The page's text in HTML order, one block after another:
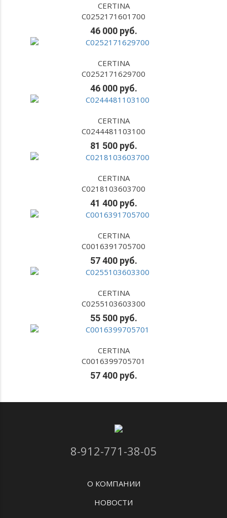
CERTINA
C0252171601700
46 000 руб.
CERTINA
C0252171629700
46 000 руб.
CERTINA
C0244481103100
81 500 руб.
CERTINA
C0218103603700
41 400 руб.
CERTINA
C0016391705700
57 400 руб.
CERTINA
C0255103603300
55 500 руб.
CERTINA
C0016399705701
57 400 руб.
8-912-771-38-05
О КОМПАНИИ
НОВОСТИ